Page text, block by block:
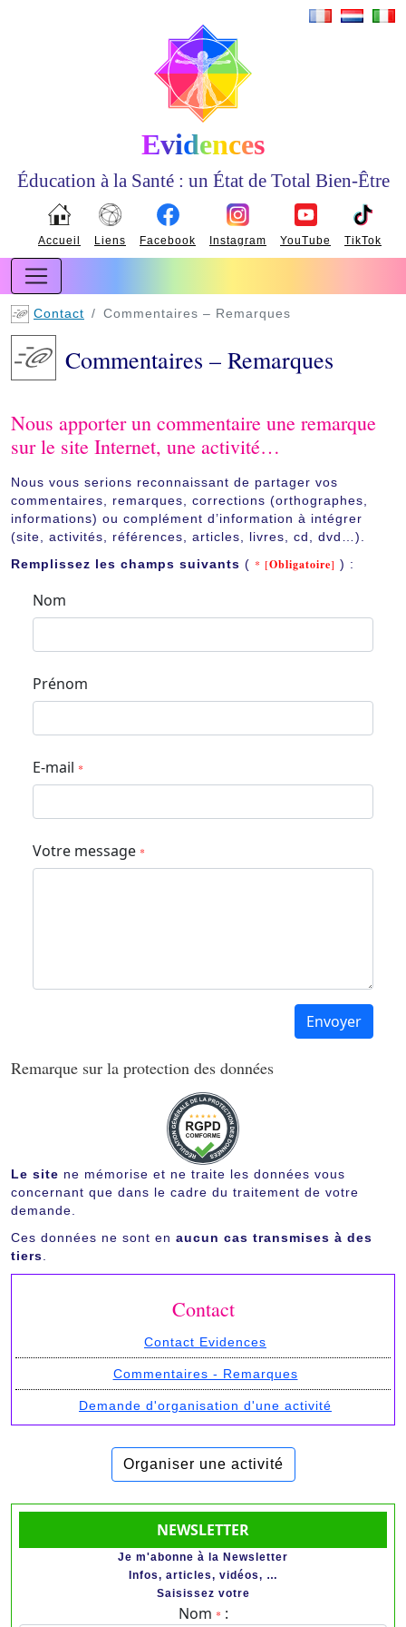
Evidences
Éducation à la Santé : un État de Total Bien-Être
TikTok
YouTube
Instagram
Facebook
Liens
Accueil
Contact Commentaires – Remarques
Commentaires – Remarques
Nous apporter un commentaire une remarque
sur le site Internet, une activité…
Nous vous serions reconnaissant de partager vos
commentaires, remarques, corrections (orthographes,
informations) ou complément d’information à intégrer
(site, activités, références, articles, livres, cd, dvd…).
Remplissez les champs suivants ( * [Obligatoire] ) :
Nom
Prénom
E-mail *
Votre message *
Envoyer
Remarque sur la protection des données
Le site ne mémorise et ne traite les données vous
concernant que dans le cadre du traitement de votre
demande.
Ces données ne sont en aucun cas transmises à des
tiers.
Contact
Contact Evidences
Commentaires - Remarques
Demande d'organisation d'une activité
Organiser une activité
NEWSLETTER
Je m'abonne à la Newsletter
Infos, articles, vidéos, …
Saisissez votre
Nom * :